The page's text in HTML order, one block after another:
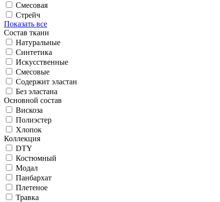
Смесовая
Стрейч
Показать все
Состав ткани
Натуральные
Синтетика
Искусственные
Смесовые
Содержит эластан
Без эластана
Основной состав
Вискоза
Полиэстер
Хлопок
Коллекция
DTY
Костюмный
Модал
Панбархат
Плетеное
Травка